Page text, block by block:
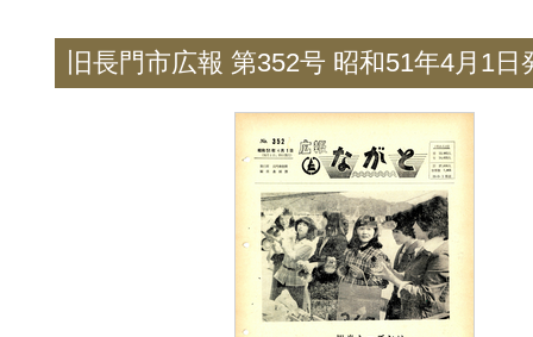
旧長門市広報 第352号 昭和51年4月1日